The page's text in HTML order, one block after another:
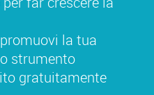
la tua
strumento
gratuitamente